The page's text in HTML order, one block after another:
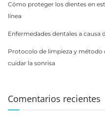
Cómo proteger los dientes en
línea
Enfermedades dentales a causa
Protocolo de limpieza y método
cuidar la sonrisa
Comentarios recientes